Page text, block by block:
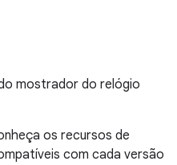
mostrador do relógio
os recursos de
com cada versão